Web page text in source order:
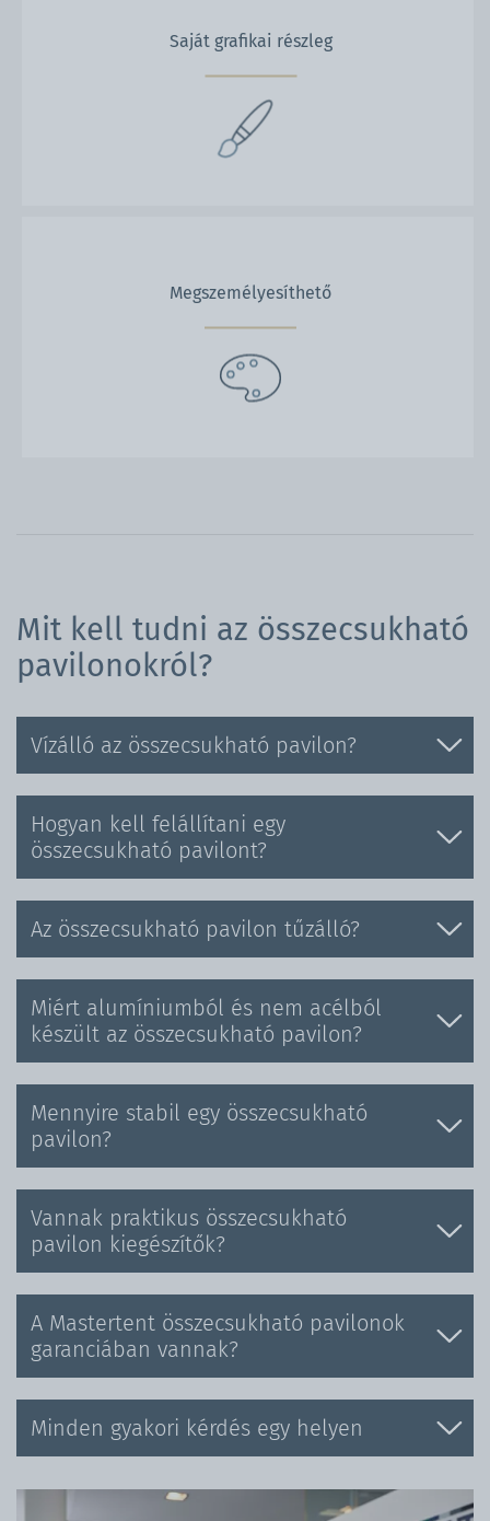
Saját grafikai részleg
Megszemélyesíthető
Mit kell tudni az összecsukható
pavilonokról?
Vízálló az összecsukható pavilon?
Hogyan kell felállítani egy
összecsukható pavilont?
Az összecsukható pavilon tűzálló?
Miért alumíniumból és nem acélból
készült az összecsukható pavilon?
Mennyire stabil egy összecsukható
pavilon?
Vannak praktikus összecsukható
pavilon kiegészítők?
A Mastertent összecsukható pavilonok
garanciában vannak?
Minden gyakori kérdés egy helyen